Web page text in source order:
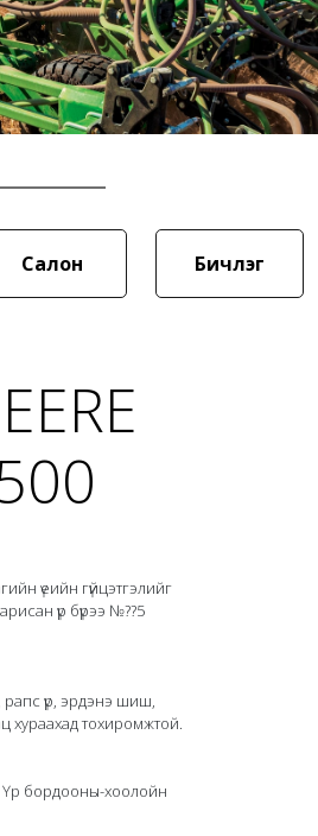
Салон Бичлэг
үеийн гүйцэтгэлийг
үр бүрээ №??5
үр, эрдэнэ шиш,
хураахад тохиромжтой.
Үр бордооны-хоолойн